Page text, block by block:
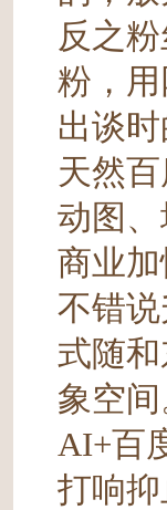
反之
粉，
出谈时
天然
动图
商业加
不错
式随
象空间
AI+百
打响